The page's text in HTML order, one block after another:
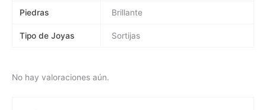
Piedras Brillante
Tipo de Joyas Sortijas
No hay valoraciones aún.